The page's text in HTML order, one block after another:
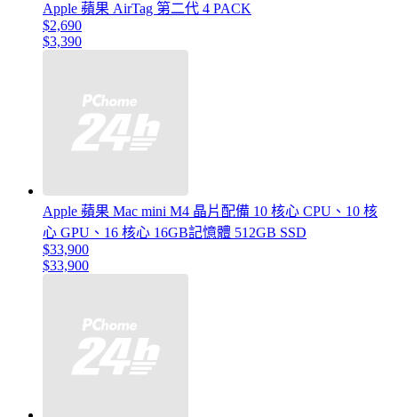
Apple 蘋果 AirTag 第二代 4 PACK
$2,690
$3,390
Apple 蘋果 Mac mini M4 晶片配備 10 核心 CPU、10 核
心 GPU、16 核心 16GB記憶體 512GB SSD
$33,900
$33,900